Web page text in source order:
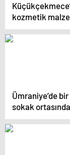
kozmetik
yüklü
alev yandı
Ümraniye’de bir
sokak ortasında
çocuğa şiddet